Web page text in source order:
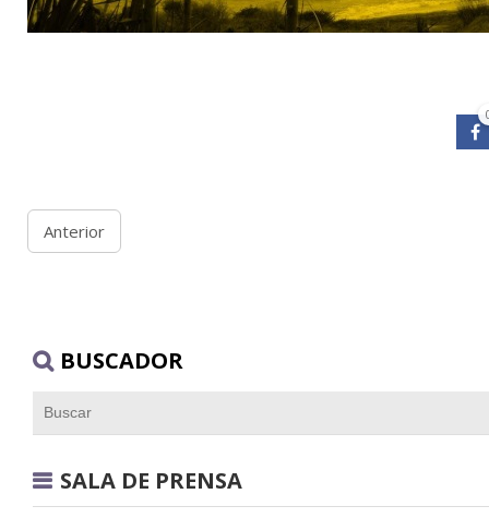
Anterior
BUSCADOR
SALA DE PRENSA